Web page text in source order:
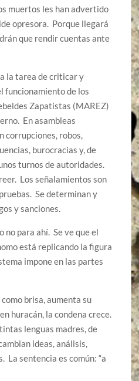
muertos les han advertido
opresora. Porque llegará
que rendir cuentas ante
la tarea de criticar y
funcionamiento de los
Zapatistas (MAREZ)
En asambleas
corrupciones, robos,
burocracias y, de
turnos de autoridades.
Los señalamientos son
Se determinan y
y sanciones.
para ahí. Se ve que el
está replicando la figura
impone en las partes
brisa, aumenta su
huracán, la condena crece.
lenguas madres, de
ideas, análisis,
La sentencia es común: “a